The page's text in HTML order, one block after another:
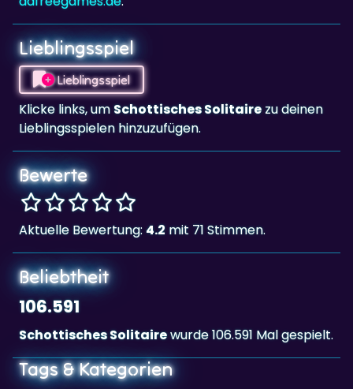
Lieblingsspiel
Lieblingsspiel
Klicke links, umSchottisches Solitaire
Lieblingsspielen hinzuzufügen.
Bewerte
Aktuelle Bewertung:
Beliebtheit
106.591
Schottisches Solitaire
Tags & Kategorien
Solitaire Landscape